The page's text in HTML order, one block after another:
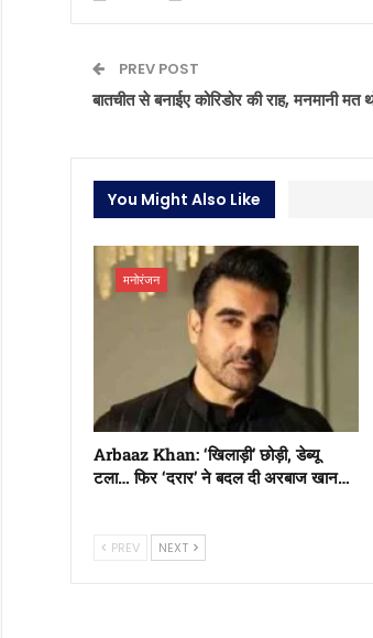
PREV POST
बातचीत से बनाईए कोरिडोर की राह, मनमानी मत
You Might Also Like
मनोरंजन
Arbaaz Khan: ‘खिलाड़ी’ छोड़ी, डेब्यू
टला… फिर ‘दरार’ ने बदल दी अरबाज खान…
PREV NEXT